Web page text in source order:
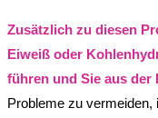
Zusätzlich zu diesen
Eiweiß oder
führen und Sie aus der
Probleme zu vermeiden,